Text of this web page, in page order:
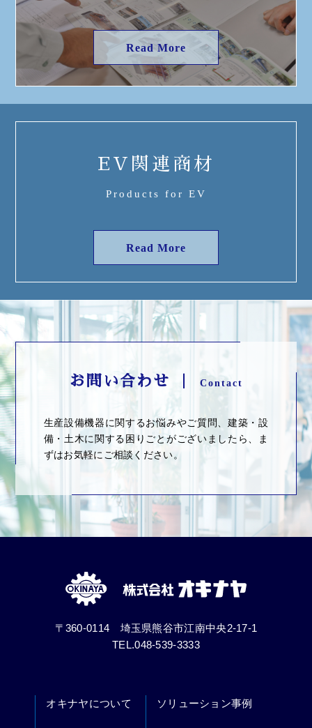
Read More
EV関連商材
Products for EV
Read More
お問い合わせ ｜ Contact
生産設備機器に関するお悩みやご質問、建築・設
備・土木に関する困りごとがございましたら、ま
ずはお気軽にご相談ください。
〒360-0114 埼玉県熊谷市江南中央2-17-1
TEL.048-539-3333
オキナヤについて ソリューション事例